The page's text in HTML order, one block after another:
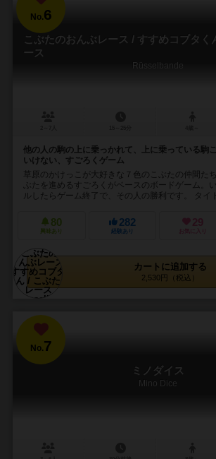
No.6
こぶたのおんぶレース / すすめコブタく
ース
Rüsselbande
他の人の駒の上に乗っかれて、上に乗っている駒
いけない、すごろくゲーム
草原のかけっこが大好きな７色のこぶたの仲間た
ぶたを進めるすごろくがベースのボードゲーム。
ルしたらゲーム終了で、その人の勝利です。 タイ
80
興味あり
282
経験あり
29
お気に入り
カートに追加する
2,530円（税込）
No.7
ミノダイス
Mino Dice